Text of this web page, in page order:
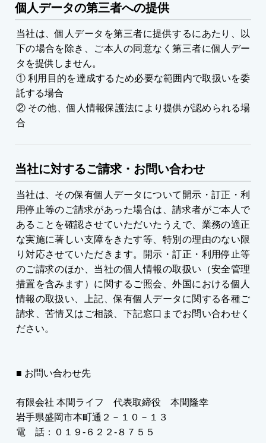
個人データの第三者への提供
当社は、個人データを第三者に提供するにあたり、以
下の場合を除き、ご本人の同意なく第三者に個人デー
タを提供しません。
① 利用目的を達成するため必要な範囲内で取扱いを委
託する場合
② その他、個人情報保護法により提供が認められる場
合
当社に対するご請求・お問い合わせ
当社は、その保有個人データについて開示・訂正・利
用停止等のご請求があった場合は、請求者がご本人で
あることを確認させていただいたうえで、業務の適正
な実施に著しい支障をきたす等、特別の理由のない限
り対応させていただきます。開示・訂正・利用停止等
のご請求のほか、当社の個人情報の取扱い（安全管理
措置を含みます）に関するご照会、外国における個人
情報の取扱い、上記、保有個人データに関する各種ご
請求、苦情又はご相談、下記窓口までお問い合わせく
ださい。
■ お問い合わせ先
有限会社 本間ライフ 代表取締役 本間隆幸
岩手県盛岡市本町通２－１０－１３
電 話：０１９-６２２-８７５５